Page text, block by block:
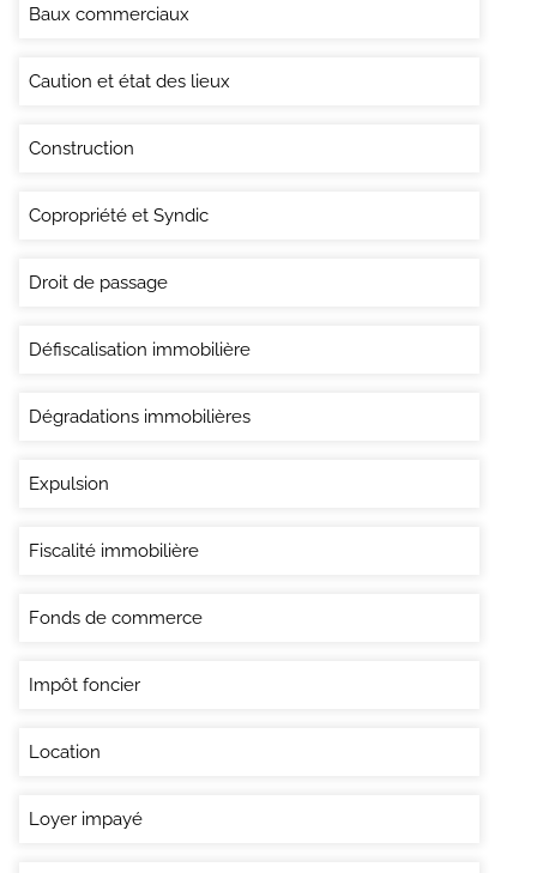
Baux commerciaux
Caution et état des lieux
Construction
Copropriété et Syndic
Droit de passage
Défiscalisation immobilière
Dégradations immobilières
Expulsion
Fiscalité immobilière
Fonds de commerce
Impôt foncier
Location
Loyer impayé